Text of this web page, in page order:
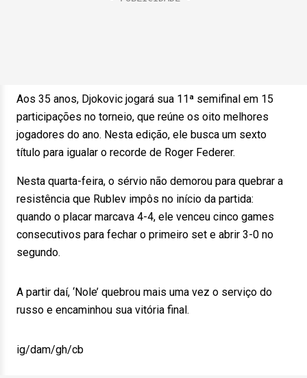
Aos 35 anos, Djokovic jogará sua 11ª semifinal em 15
participações no torneio, que reúne os oito melhores
jogadores do ano. Nesta edição, ele busca um sexto
título para igualar o recorde de Roger Federer.
Nesta quarta-feira, o sérvio não demorou para quebrar a
resistência que Rublev impôs no início da partida:
quando o placar marcava 4-4, ele venceu cinco games
consecutivos para fechar o primeiro set e abrir 3-0 no
segundo.
A partir daí, ‘Nole’ quebrou mais uma vez o serviço do
russo e encaminhou sua vitória final.
ig/dam/gh/cb